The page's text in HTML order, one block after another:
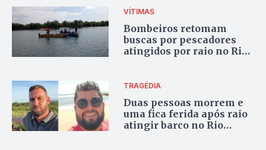
VÍTIMAS
Bombeiros retomam
buscas por pescadores
atingidos por raio no Rio
TRAGÉDIA
Duas pessoas morrem e
uma fica ferida após raio
atingir barco no Rio